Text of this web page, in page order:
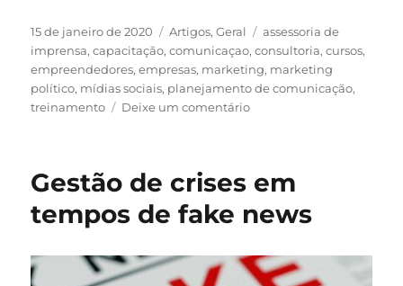
Publicado
em
15 de janeiro de 2020 Categorias
Artigos,Geral Tags
assessoria de
imprensa,capacitação,comunicaçao,consultoria,cursos,
empreendedores,empresas, marketing, marketing
político, mídias sociais, planejamento de comunicação,
treinamento
Deixe um comentárioem
Gestão de crises em
tempos de fake news